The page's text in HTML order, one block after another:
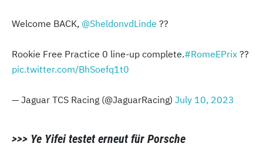
Welcome BACK, @SheldonvdLinde ??
Rookie Free Practice 0 line-up complete.#RomeEPrix ??
pic.twitter.com/BhSoefq1t0
— Jaguar TCS Racing (@JaguarRacing) July 10, 2023
>>> Ye Yifei testet erneut für Porsche